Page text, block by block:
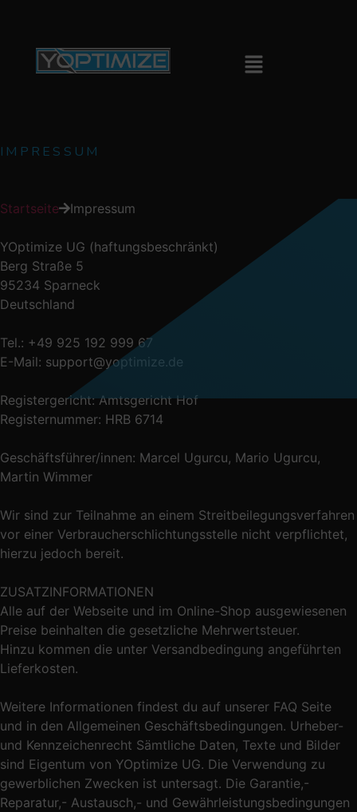
IMPRESSUM
Startseite Impressum
YOptimize UG (haftungsbeschränkt)
Berg Straße 5
95234 Sparneck
Deutschland
Tel.: +49 925 192 999 67
E-Mail: support@yoptimize.de
Registergericht: Amtsgericht Hof
Registernummer: HRB 6714
Geschäftsführer/innen: Marcel Ugurcu, Mario Ugurcu,
Martin Wimmer
Wir sind zur Teilnahme an einem Streitbeilegungsverfahren
vor einer Verbraucherschlichtungsstelle nicht verpflichtet,
hierzu jedoch bereit.
ZUSATZINFORMATIONEN
Alle auf der Webseite und im Online-Shop ausgewiesenen
Preise beinhalten die gesetzliche Mehrwertsteuer.
Hinzu kommen die unter Versandbedingung angeführten
Lieferkosten.
Weitere Informationen findest du auf unserer FAQ Seite
und in den Allgemeinen Geschäftsbedingungen. Urheber-
und Kennzeichenrecht Sämtliche Daten, Texte und Bilder
sind Eigentum von YOptimize UG. Die Verwendung zu
gewerblichen Zwecken ist untersagt. Die Garantie,-
Reparatur,- Austausch,- und Gewährleistungsbedingungen